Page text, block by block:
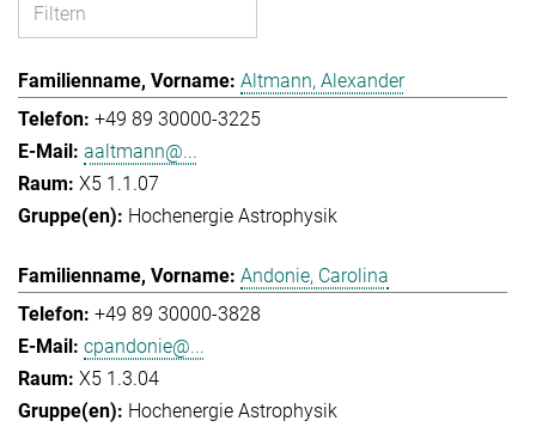
Altmann, Alexander
+49 89 30000-3225
aaltmann@...
X5 1.1.07
Hochenergie Astrophysik
Andonie, Carolina
+49 89 30000-3828
cpandonie@...
X5 1.3.04
Hochenergie Astrophysik